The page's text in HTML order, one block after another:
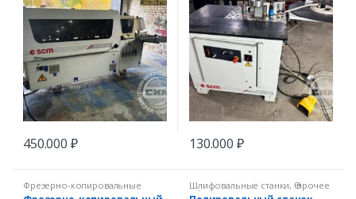
450.000 ₽ 130.000 ₽
Фрезерно-копировальные
станки
Шлифовальные станки,Ѳ прочее
оборудование